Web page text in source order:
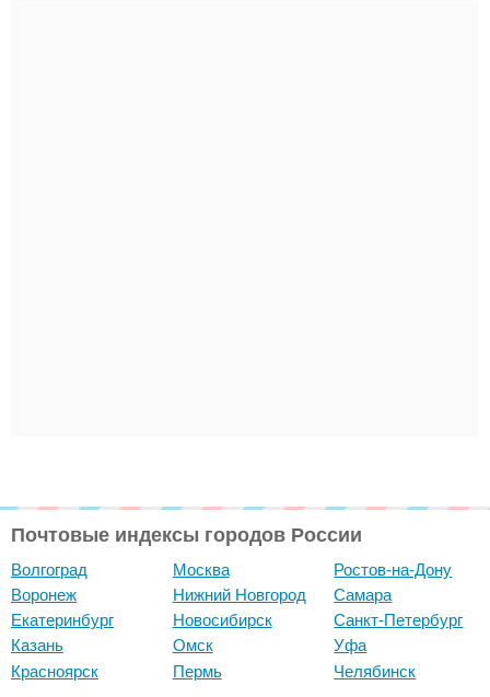
Почтовые индексы городов России
Волгоград
Воронеж
Екатеринбург
Казань
Красноярск
Москва
Нижний Новгород
Новосибирск
Омск
Пермь
Ростов-на-Дону
Самара
Санкт-Петербург
Уфа
Челябинск